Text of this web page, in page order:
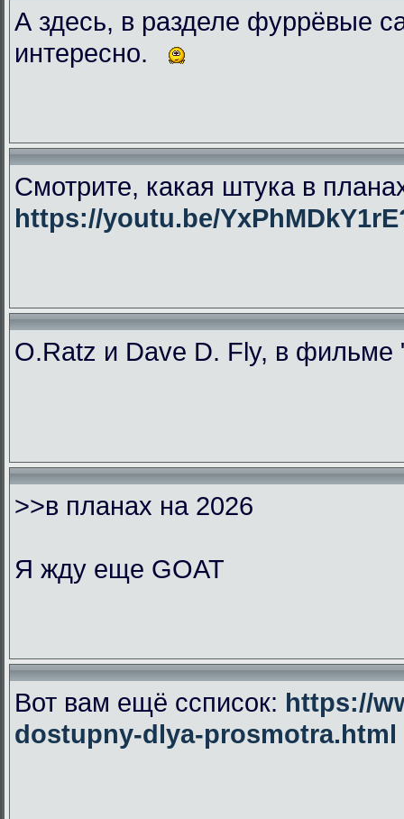
А здесь, в разделе фуррёвые
интересно.
Смотрите, какая штука в
https://youtu.be/
O.Ratz и Dave D. Fly, в
>>в планах на 2026
Я жду еще GOAT
Вот вам ещё ссписок: https://
dostupny-dlya-prosmotra.html